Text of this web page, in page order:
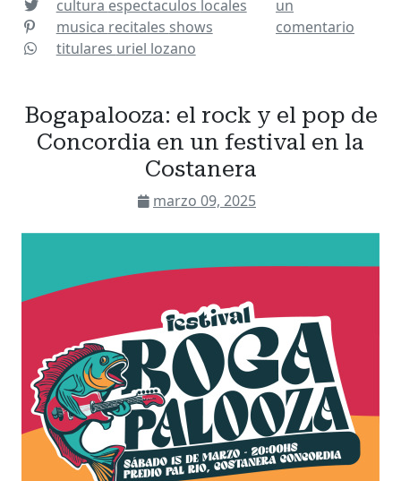
cultura espectaculos locales
musica recitales shows
titulares uriel lozano
un
comentario
Bogapalooza: el rock y el pop de
Concordia en un festival en la
Costanera
marzo 09, 2025